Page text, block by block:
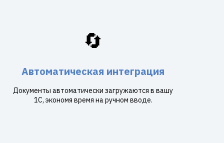
🔄
Автоматическая интеграция
Документы автоматически загружаются в вашу
1С, экономя время на ручном вводе.